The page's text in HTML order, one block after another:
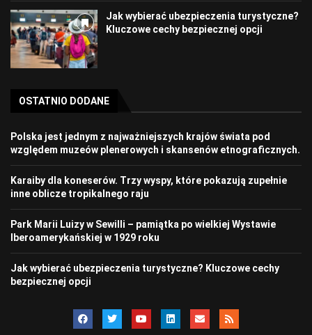
Jak wybierać ubezpieczenia turystyczne?
Kluczowe cechy bezpiecznej opcji
OSTATNIO DODANE
Polska jest jednym z najważniejszych krajów świata pod
względem muzeów plenerowych i skansenów etnograficznych.
Karaiby dla koneserów. Trzy wyspy, które pokazują zupełnie
inne oblicze tropikalnego raju
Park Marii Luizy w Sewilli – pamiątka po wielkiej Wystawie
Iberoamerykańskiej w 1929 roku
Jak wybierać ubezpieczenia turystyczne? Kluczowe cechy
bezpiecznej opcji